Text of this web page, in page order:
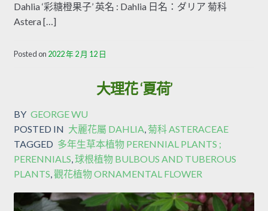
Dahlia ‘彩糖橙果子’ 英名 : Dahlia 日名：ダリア 菊科
Astera […]
Posted on 2022 年 2 月 12 日
大理花 ‘夏荷’
BY GEORGE WU
POSTED IN 大麗花屬 DAHLIA, 菊科 ASTERACEAE
TAGGED 多年生草本植物 PERENNIAL PLANTS ;
PERENNIALS,球根植物 BULBOUS AND TUBEROUS
PLANTS,觀花植物 ORNAMENTAL FLOWER